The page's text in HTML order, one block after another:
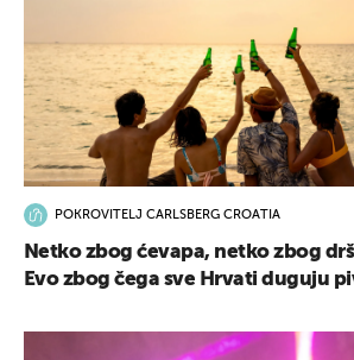
POKROVITELJ CARLSBERG CROATIA
Netko zbog ćevapa, netko zbog
Evo zbog čega sve Hrvati duguju